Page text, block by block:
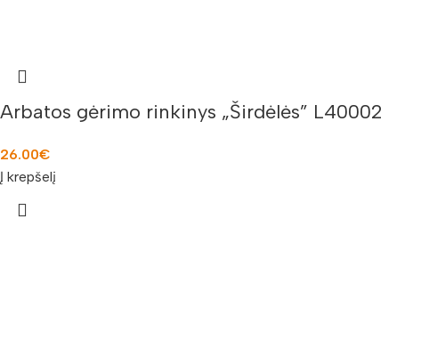
Arbatos gėrimo rinkinys „Širdėlės” L40002
26.00€
Į krepšelį